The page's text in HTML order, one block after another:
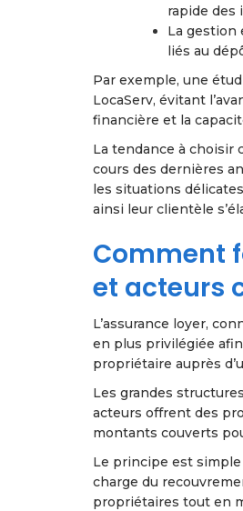
rapide des
La gestion
liés au
Par exemple, une
LocaServ, évitant
financière et la
La tendance à choisir
cours des dernières
les situations
ainsi leur clientèle
Comment
et acteurs
L’assurance loyer,
en plus privilégiée
propriétaire auprès
Les grandes
acteurs offrent des
montants couverts
Le principe est simple
charge du
propriétaires tout en